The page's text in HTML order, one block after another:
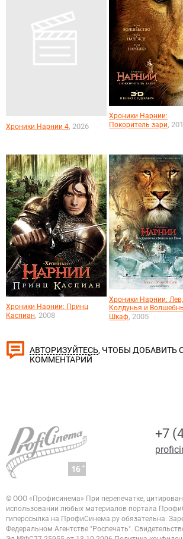
Хроники Нарнии 4, 2026
Хроники Нарнии:
Покоритель зари,
Хроники Нарнии: Принц
Каспиан, 2008
Хроники Нарнии: Лев,
Колдунья и
Шкаф, 2005
АВТОРИЗУЙТЕСЬ, ЧТОБЫ ДОБАВИТЬ
КОММЕНТАРИЙ
+7
© ООО «Профисинема» При перепечатке,
использовании любых материалов портала
гиперссылка на ПрофиСинема.ру обязательна.
Федеральном Агентстве "Роспечать".